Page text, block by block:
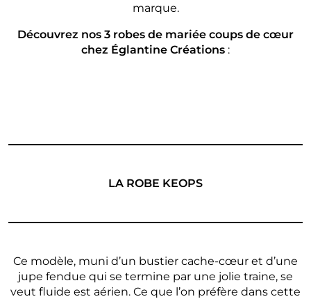
marque.
Découvrez nos 3 robes de mariée coups de cœur
chez Églantine Créations :
LA ROBE KEOPS
Ce modèle, muni d’un bustier cache-cœur et d’une
jupe fendue qui se termine par une jolie traine, se
veut fluide est aérien. Ce que l’on préfère dans cette